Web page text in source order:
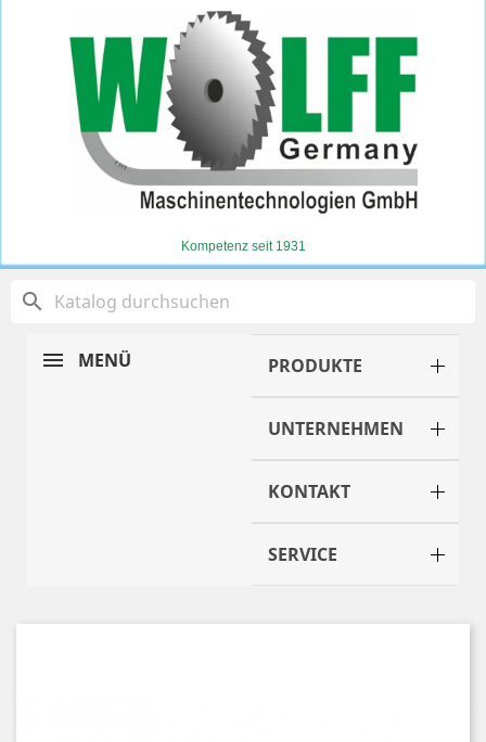
Kompetenz seit 1931
search
MENÜ PRODUKTE
UNTERNEHMEN
KONTAKT
SERVICE